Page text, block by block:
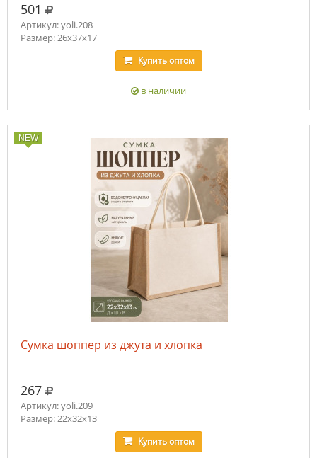
501 руб.
Артикул: yoli.208
Размер: 26x37x17
Купитьоптом
в наличии
NEW
Сумка шоппер из джута и хлопка
267 руб.
Артикул: yoli.209
Размер: 22x32x13
Купитьоптом